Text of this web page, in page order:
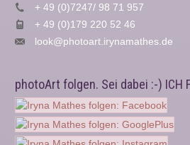
+ 49 (0)7247/ 98 71 957
+ 49 (0)179 220 52 46
look@photoart.irynamathes.de
photoArt folgen. Sei dabei :-) ICH